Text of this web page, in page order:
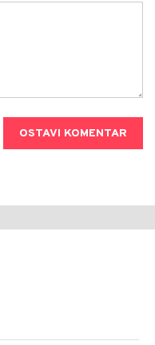
OSTAVI KOMENTAR